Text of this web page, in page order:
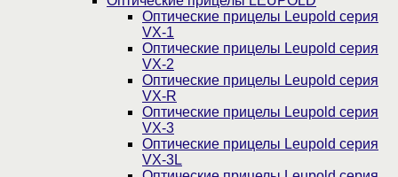
Оптические прицелы Leupold серия
VX-1
Оптические прицелы Leupold серия
VX-2
Оптические прицелы Leupold серия
VX-R
Оптические прицелы Leupold серия
VX-3
Оптические прицелы Leupold серия
VX-3L